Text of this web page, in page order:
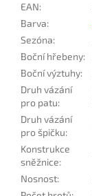
EAN:
Barva:
Sezóna:
Boční hřebeny:
Boční výztuhy:
Druh vázání
pro patu:
Druh vázání
pro špičku:
Konstrukce
sněžnice:
Nosnost: